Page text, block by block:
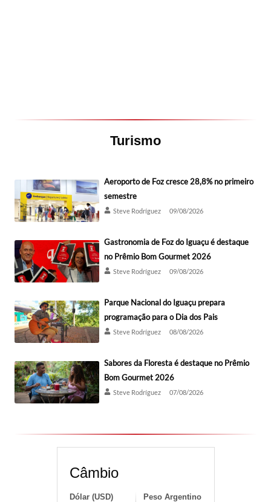
Turismo
Aeroporto de Foz cresce 28,8% no primeiro
semestre
Steve Rodríguez 09/08/2026
Gastronomia de Foz do Iguaçu é destaque
no Prêmio Bom Gourmet 2026
Steve Rodríguez 09/08/2026
Parque Nacional do Iguaçu prepara
programação para o Dia dos Pais
Steve Rodríguez 08/08/2026
Sabores da Floresta é destaque no Prêmio
Bom Gourmet 2026
Steve Rodríguez 07/08/2026
Câmbio
Dólar (USD) Peso Argentino